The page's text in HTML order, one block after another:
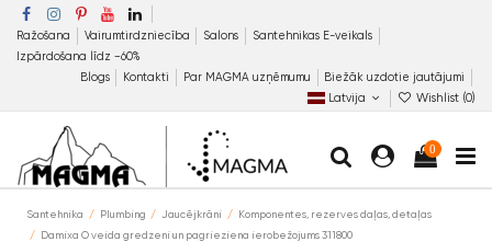
Ražošana Vairumtirdzniecība Salons
Santehnikas E-veikals
Izpārdošana līdz −60%
Blogs
Kontakti Par MAGMA uzņēmumu
Biežāk uzdotie jautājumi
Latvija
Wishlist (0)
0
Santehnika Plumbing Jaucējkrāni
Komponentes, rezerves daļas, detaļas
Damixa O veida gredzeni un pagrieziena ierobežojums 311800